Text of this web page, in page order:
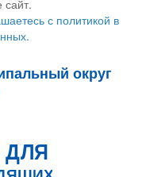
сайт.
с политикой в